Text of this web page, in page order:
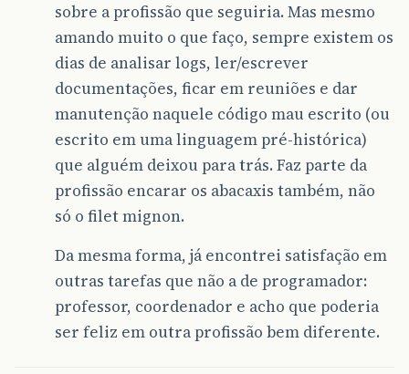
sobre a profissão que seguiria. Mas mesmo
amando muito o que faço, sempre existem os
dias de analisar logs, ler/escrever
documentações, ficar em reuniões e dar
manutenção naquele código mau escrito (ou
escrito em uma linguagem pré-histórica)
que alguém deixou para trás. Faz parte da
profissão encarar os abacaxis também, não
só o filet mignon.
Da mesma forma, já encontrei satisfação em
outras tarefas que não a de programador:
professor, coordenador e acho que poderia
ser feliz em outra profissão bem diferente.